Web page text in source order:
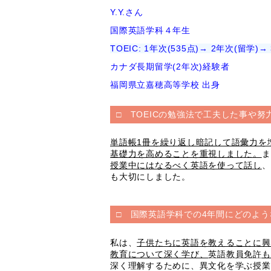
Y.Y.さん
国際英語学科４年生
TOEIC: 1年次(535点)→ 2年次(留学
カナダ長期留学(2年次)経験者
福岡県立嘉穂高等学校 出身
□ TOEICの勉強法で工夫した事や努
単語帳1冊を繰り返し暗記して語彙力
基礎力を高めることを重視しました。
授業中にはなるべく英語を使って話し
も大切にしました。
□ 国際英語学科での4年間にどのよう
私は、子供たちに英語を教えることに
教育について深く学び、英語教員免許
深く理解するために、異文化を学ぶ授